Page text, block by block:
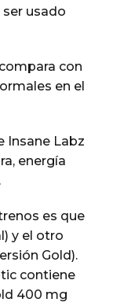
usado
con
en el
Insane Labz
energía
es que
y el otro
Gold).
contiene
400 mg